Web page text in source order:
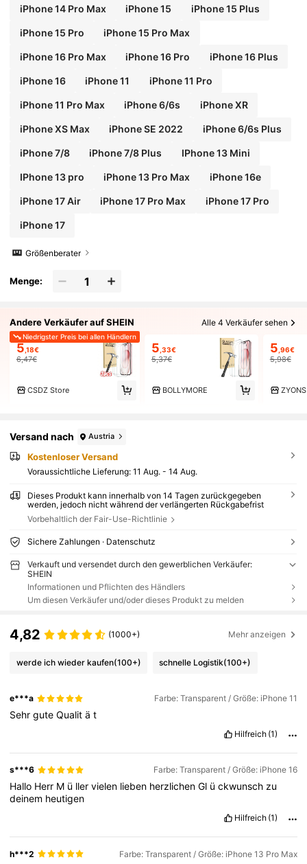
iPhone 14 Pro Max iPhone 15 iPhone 15 Plus
iPhone 15 Pro iPhone 15 Pro Max
iPhone 16 Pro Max iPhone 16 Pro iPhone 16 Plus
iPhone 16 iPhone 11 iPhone 11 Pro
iPhone 11 Pro Max iPhone 6/6s iPhone XR
iPhone XS Max iPhone SE 2022 iPhone 6/6s Plus
iPhone 7/8 iPhone 7/8 Plus IPhone 13 Mini
IPhone 13 pro iPhone 13 Pro Max iPhone 16e
iPhone 17 Air iPhone 17 Pro Max iPhone 17 Pro
iPhone 17
Größenberater
Menge:
Andere Verkäufer auf SHEIN Alle 4 Verkäufer sehen
Niedrigster Preis bei allen Händlern
5 ,18€
6,47€
CSDZ Store
5 ,33€
5,37€
BOLLYMORE
5 ,96€
5,98€
ZYONS
Versand nach Austria
Kostenloser Versand
Voraussichtliche Lieferung: 11 Aug. - 14 Aug.
Dieses Produkt kann innerhalb von 14 Tagen zurückgegeben
werden, jedoch nicht während der verlängerten Rückgabefrist
Vorbehaltlich der Fair-Use-Richtlinie
Sichere Zahlungen · Datenschutz
Verkauft und versendet durch den gewerblichen Verkäufer:
SHEIN
Informationen und Pflichten des Händlers
Um diesen Verkäufer und/oder dieses Produkt zu melden
4,82 (1000+) Mehr anzeigen
werde ich wieder kaufen(100+) schnelle Logistik(100+)
e***a Farbe: Transparent / Größe: iPhone 11
SehrguteQualität
Hilfreich (1)
s***6 Farbe: Transparent / Größe: iPhone 16
Hallo Herr M ü llervielen lieben herzlichenGl ückwunsch zu
deinem heutigen
Hilfreich (1)
h***2 Farbe: Transparent / Größe: iPhone 13 Pro Max